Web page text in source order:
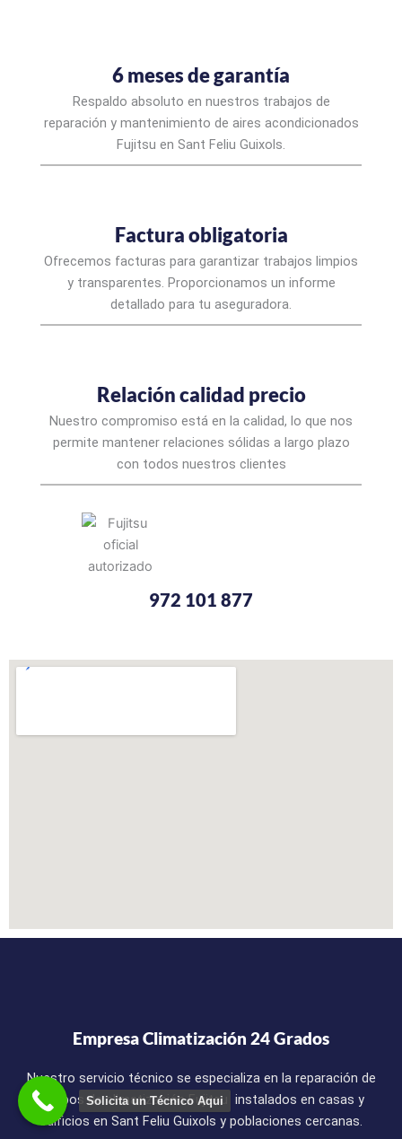
6 meses de garantía
Respaldo absoluto en nuestros trabajos de
reparación y mantenimiento de aires acondicionados
Fujitsu en Sant Feliu Guixols.
Factura obligatoria
Ofrecemos facturas para garantizar trabajos limpios
y transparentes. Proporcionamos un informe
detallado para tu aseguradora.
Relación calidad precio
Nuestro compromiso está en la calidad, lo que nos
permite mantener relaciones sólidas a largo plazo
con todos nuestros clientes
972 101 877
Empresa Climatización 24 Grados
Nuestro servicio técnico se especializa en la reparación de
equipos de climatización Fujitsu instalados en casas y
edificios en Sant Feliu Guixols y poblaciones cercanas.
Solicita un Técnico Aqui